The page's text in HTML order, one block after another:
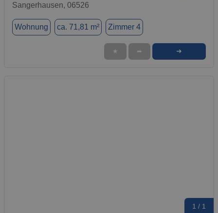
Sangerhausen, 06526
Wohnung ca. 71,81 m² Zimmer 4
★ ➦ ➜
1 / 1